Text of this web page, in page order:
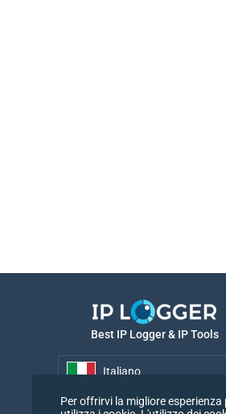
Best IP Logger & IP Tools
Italiano
Italiano
Per offrirvi la migliore esperienza